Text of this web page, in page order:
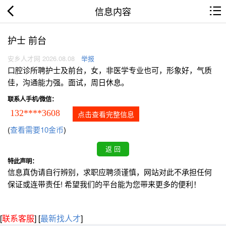
信息内容
护士 前台
安乡人才网 2026.08.08 举报
口腔诊所聘护士及前台，女，非医学专业也可，形象好，气质
佳，沟通能力强。面试，周日休息。
联系人手机/微信：
132****3608 点击查看完整信息
(查看需要10金币)
特此声明：
信息真伪请自行辨别，求职应聘须谨慎，网站对此不承担任何
保证或连带责任! 希望我们的平台能为您带来更多的便利！
[联系客服] [最新找人才]